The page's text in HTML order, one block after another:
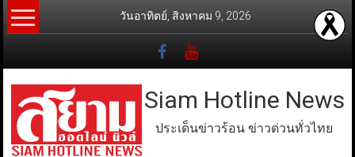
Skip
to
วันอาทิตย์, สิงหาคม 9, 2026
Siam Hotline News
ประเด็นข่าวร้อน ข่าวด่วนทั่วไทย